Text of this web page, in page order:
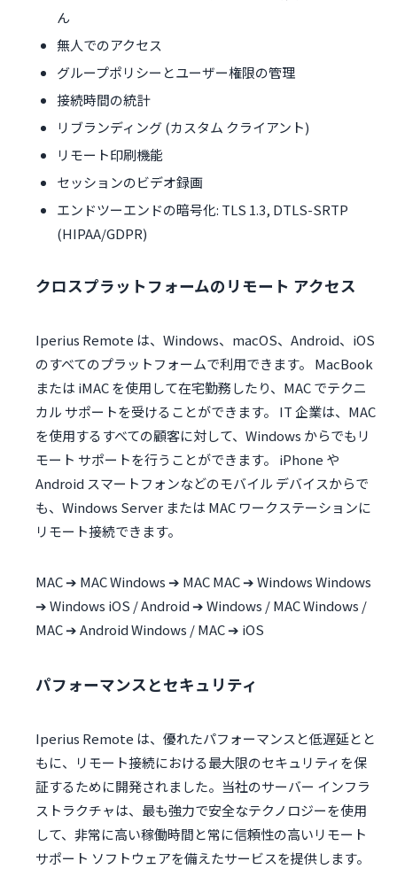
ん
無人でのアクセス
グループポリシーとユーザー権限の管理
接続時間の統計
リブランディング (カスタム クライアント)
リモート印刷機能
セッションのビデオ録画
エンドツーエンドの暗号化: TLS 1.3, DTLS-SRTP
(HIPAA/GDPR)
クロスプラットフォームのリモート アクセス
Iperius Remote は、Windows、macOS、Android、iOS
のすべてのプラットフォームで利用できます。 MacBook
または iMAC を使用して在宅勤務したり、MAC でテクニ
カル サポートを受けることができます。 IT 企業は、MAC
を使用するすべての顧客に対して、Windows からでもリ
モート サポートを行うことができます。 iPhone や
Android スマートフォンなどのモバイル デバイスからで
も、Windows Server または MAC ワークステーションに
リモート接続できます。
MAC ➔ MAC Windows ➔ MAC MAC ➔ Windows Windows
➔ Windows iOS / Android ➔ Windows / MAC Windows /
MAC ➔ Android Windows / MAC ➔ iOS
パフォーマンスとセキュリティ
Iperius Remote は、優れたパフォーマンスと低遅延とと
もに、リモート接続における最大限のセキュリティを保
証するために開発されました。当社のサーバー インフラ
ストラクチャは、最も強力で安全なテクノロジーを使用
して、非常に高い稼働時間と常に信頼性の高いリモート
サポート ソフトウェアを備えたサービスを提供します。